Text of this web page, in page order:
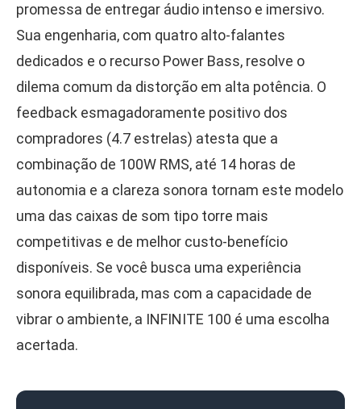
promessa de entregar áudio intenso e imersivo.
Sua engenharia, com quatro alto-falantes
dedicados e o recurso Power Bass, resolve o
dilema comum da distorção em alta potência. O
feedback esmagadoramente positivo dos
compradores (4.7 estrelas) atesta que a
combinação de 100W RMS, até 14 horas de
autonomia e a clareza sonora tornam este modelo
uma das caixas de som tipo torre mais
competitivas e de melhor custo-benefício
disponíveis. Se você busca uma experiência
sonora equilibrada, mas com a capacidade de
vibrar o ambiente, a INFINITE 100 é uma escolha
acertada.